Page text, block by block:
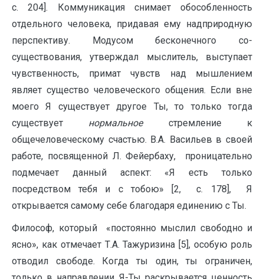
c. 204]. Коммуникация снимает обособленность
отдельного человека, придавая ему надприродную
перспективу. Модусом бесконечного со-
существования, утверждал мыслитель, выступает
чувственность, примат чувств над мышлением
являет существо человеческого общения. Если вне
моего Я существует другое Ты, то только тогда
существует нормальное стремление к
общечеловеческому счастью. В.А. Васильев в своей
работе, посвященной Л. Фейербаху, проницательно
подмечает данный аспект: «Я есть только
посредством тебя и с тобою» [2, с. 178], Я
открывается самому себе благодаря единению с Ты.
Философ, который «постоянно мыслил свободно и
ясно», как отмечает Т.А. Тажуризина [5], особую роль
отводил свободе. Когда ты один, ты ограничен,